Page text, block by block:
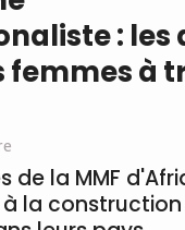
: les
femmes à
de la MMF
la